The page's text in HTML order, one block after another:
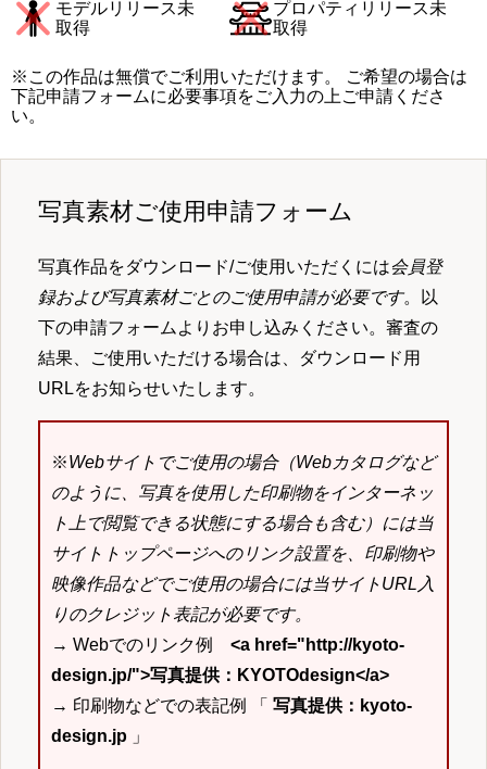
モデルリリース未
取得
プロパティリリース未
取得
※この作品は無償でご利用いただけます。 ご希望の場合は
下記申請フォームに必要事項をご入力の上ご申請くださ
い。
写真素材ご使用申請フォーム
写真作品をダウンロード/ご使用いただくには会員登
録および写真素材ごとのご使用申請が必要です。以
下の申請フォームよりお申し込みください。審査の
結果、ご使用いただける場合は、ダウンロード用
URLをお知らせいたします。
※Webサイトでご使用の場合（Webカタログなど
のように、写真を使用した印刷物をインターネッ
ト上で閲覧できる状態にする場合も含む）には当
サイトトップページへのリンク設置を、印刷物や
映像作品などでご使用の場合には当サイトURL入
りのクレジット表記が必要です。
→ Webでのリンク例 <a href="http://kyoto-
design.jp/">写真提供：KYOTOdesign</a>
→ 印刷物などでの表記例 「 写真提供：kyoto-
design.jp 」